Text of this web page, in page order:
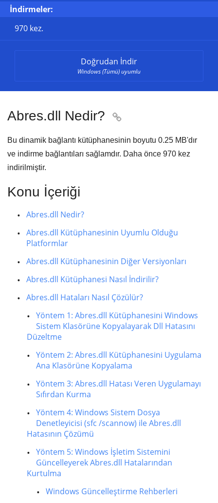
İndirmeler:
970 kez.
Doğrudan İndir
Windows (Tümü) uyumlu
Abres.dll Nedir? 
Bu dinamik bağlantı kütüphanesinin boyutu 0.25 MB'dır
ve indirme bağlantıları sağlamdır. Daha önce 970 kez
indirilmiştir.
Konu İçeriği
Abres.dll Nedir?
Abres.dll Kütüphanesinin Uyumlu Olduğu
Platformlar
Abres.dll Kütüphanesinin Diğer Versiyonları
Abres.dll Kütüphanesi Nasıl İndirilir?
Abres.dll Hataları Nasıl Çözülür?
Yöntem 1: Abres.dll Kütüphanesini Windows
Sistem Klasörüne Kopyalayarak Dll Hatasını
Düzeltme
Yöntem 2: Abres.dll Kütüphanesini Uygulama
Ana Klasörüne Kopyalama
Yöntem 3: Abres.dll Hatası Veren Uygulamayı
Sıfırdan Kurma
Yöntem 4: Windows Sistem Dosya
Denetleyicisi (sfc /scannow) ile Abres.dll
Hatasının Çözümü
Yöntem 5: Windows İşletim Sistemini
Güncelleyerek Abres.dll Hatalarından
Kurtulma
Windows Güncelleştirme Rehberleri